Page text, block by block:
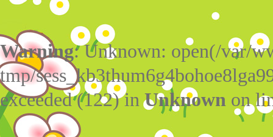
Warning: Unknown: open(/var/
tmp/
exceeded (122) inUnknown on